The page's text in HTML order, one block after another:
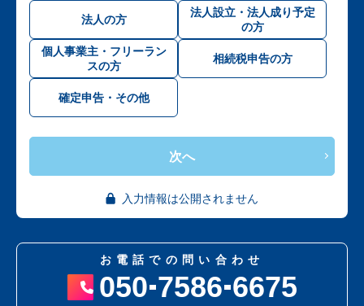
法人の方
法人設立・法人成り予定
の方
個人事業主・フリーラン
スの方
相続税申告の方
確定申告・その他
次へ
入力情報は公開されません
お電話での問い合わせ
050 7586 6675